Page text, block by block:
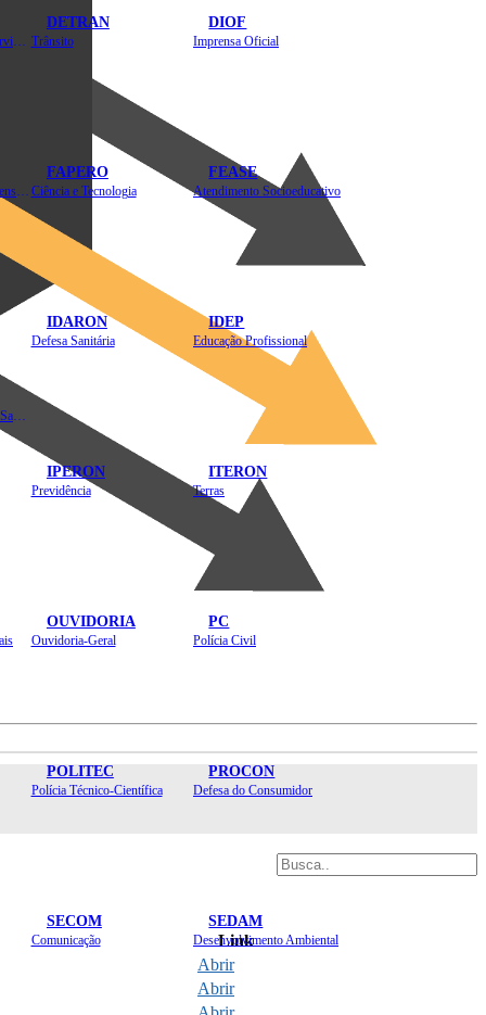
DETRAN
Trânsito
DIOF
Imprensa Oficial
FAPERO
Ciência e Tecnologia
FEASE
Atendimento Socioeducativo
IDARON
Defesa Sanitária
IDEP
Educação Profissional
IPERON
Previdência
ITERON
Terras
OUVIDORIA
Ouvidoria-Geral
PC
Polícia Civil
POLITEC
Polícia Técnico-Científica
PROCON
Defesa do Consumidor
SECOM
Comunicação
SEDAM
Desenvolvimento Ambiental
Link
Abrir
Abrir